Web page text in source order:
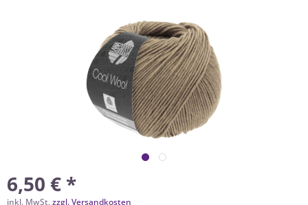
6,50 € *
inkl. MwSt.zzgl. Versandkosten